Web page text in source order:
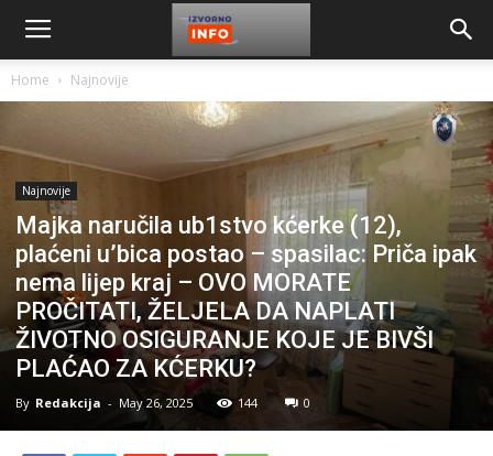
Home Najnovije
Najnovije
Majka naručila ub1stvo kćerke (12),
plaćeni u’bica postao – spasilac: Priča ipak
nema lijep kraj – OVO MORATE
PROČITATI, ŽELJELA DA NAPLATI
ŽIVOTNO OSIGURANJE KOJE JE BIVŠI
PLAĆAO ZA KĆERKU?
By Redakcija - May 26, 2025 144 0